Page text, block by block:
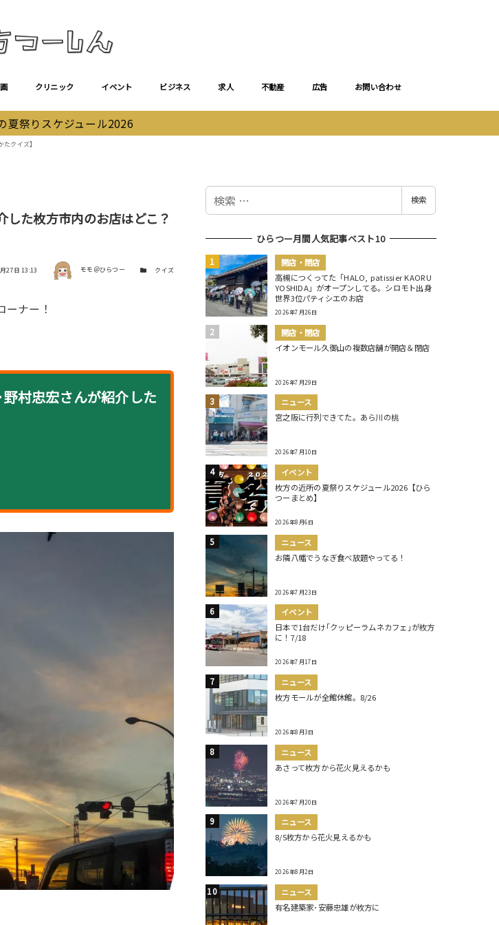
クリニック イベント ビジネス 求人 不動産 広告 お問い合わせ
夏祭りスケジュール2026
クイズ】
た枚方市内のお店はどこ？
27日 13:13 著者 モモ＠ひらつー カテゴリー
クイズ
ーナー！
村忠宏さんが紹介した
検
検索
ひらつー月間人気記事ベスト10
開店・閉店
高槻につくってた「HALO, patissier KAORU
YOSHIDA」がオープンしてる。シロモト出身
世界3位パティシエのお店
2026年7月26日
開店・閉店
イオンモール久御山の複数店舗が開店＆閉店
2026年7月29日
ニュース
宮之阪に行列できてた。あら川の桃
2026年7月10日
イベント
枚方の近所の夏祭りスケジュール2026【ひら
つーまとめ】
2026年8月6日
ニュース
お隣八幡でうなぎ食べ放題やってる！
2026年7月23日
イベント
日本で1台だけ｢クッピーラムネカフェ｣が枚方
に！7/18
2026年7月17日
ニュース
枚方モールが全館休館。8/26
2026年8月3日
ニュース
あさって枚方から花火見えるかも
2026年7月20日
ニュース
8/5枚方から花火見えるかも
2026年8月2日
ニュース
有名建築家･安藤忠雄が枚方に